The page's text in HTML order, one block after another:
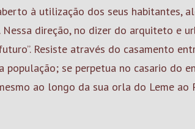
à utilização dos seus habitantes,
direção, no dizer do arquiteto e
Resiste através do casamento
se perpetua no casario do
ao longo da sua orla do Leme ao